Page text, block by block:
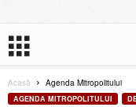
Acasă Agenda Mitropolitului
AGENDA MITROPOLITULUI